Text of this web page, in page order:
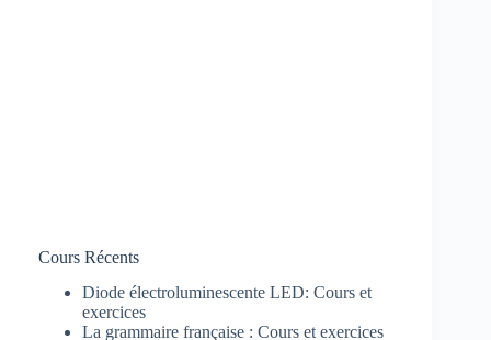
Cours Récents
Diode électroluminescente LED: Cours et
exercices
La grammaire française : Cours et exercices